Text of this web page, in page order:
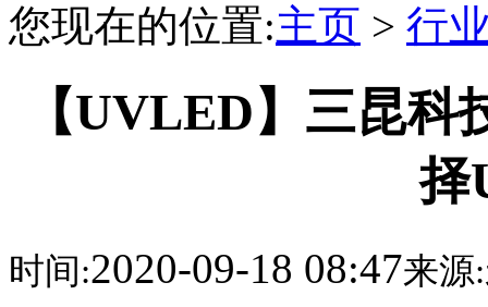
您现在的位置:主页 > 行
【UVLED】三昆
择
时间:2020-09-18 08:47来源: